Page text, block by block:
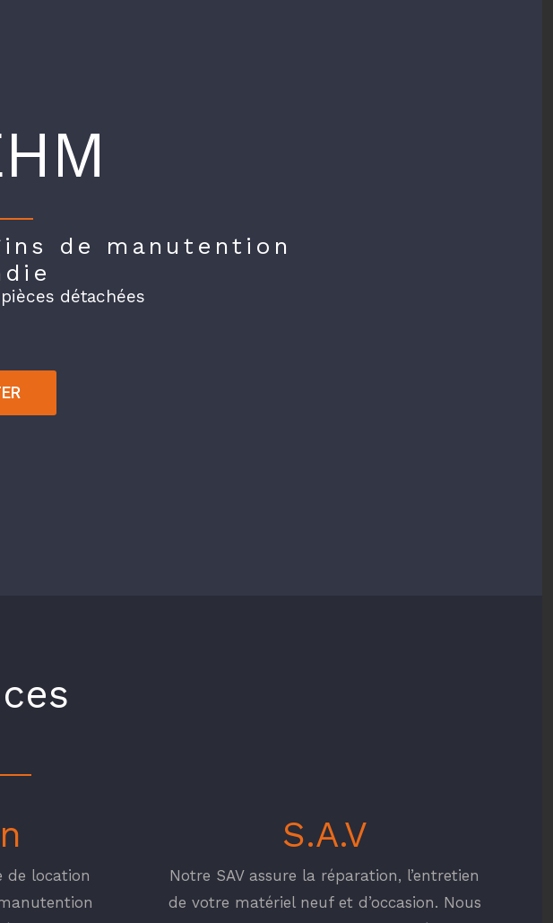
détachées
de manutention
de location
S.A.V
Notre SAV assure la réparation, l’entretien
de votre matériel neuf et d’occasion. Nous